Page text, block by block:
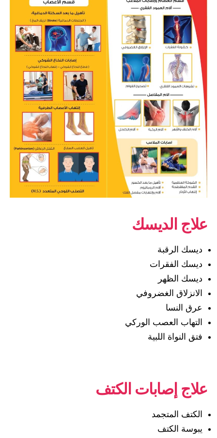
علاج الديسك
ديسك الرقبة
ديسك الفقرات
ديسك الظهر
الانزلاق الغضروفي
عرق النسا
التهاب العصب الوركي
فتق النواة اللبية
علاج إصابات الكتف
الكتف المتجمد
يبوسة الكتف